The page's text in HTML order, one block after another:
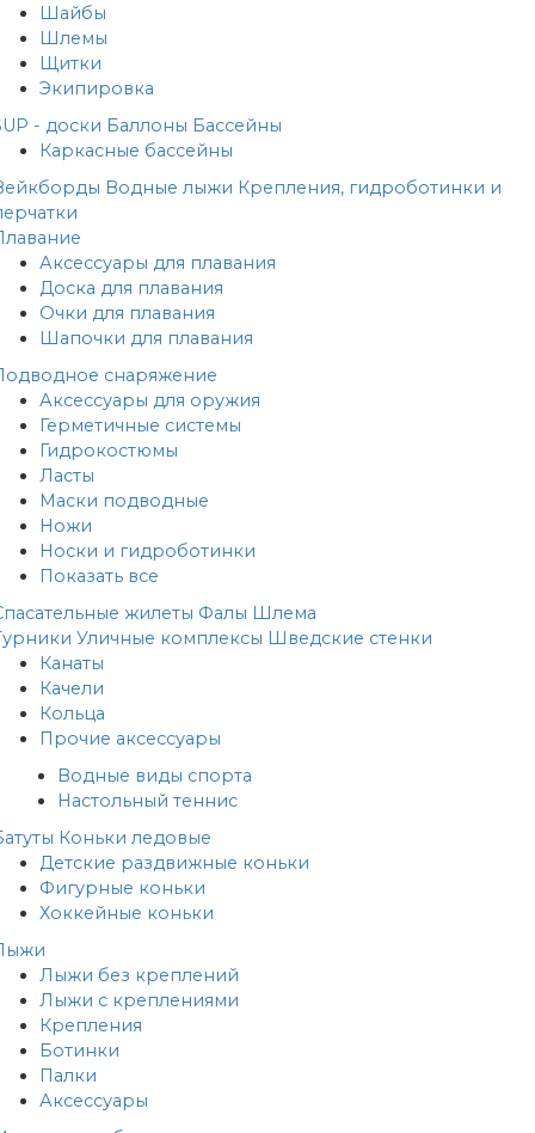
Шайбы
Шлемы
Щитки
Экипировка
- доски Баллоны Бассейны
Каркасные бассейны
Водные лыжи Крепления, гидроботинки и
Аксессуары для плавания
Доска для плавания
Очки для плавания
Шапочки для плавания
снаряжение
Аксессуары для оружия
Герметичные системы
Гидрокостюмы
Ласты
Маски подводные
Ножи
Носки и гидроботинки
Показать все
жилеты Фалы Шлема
Уличные комплексы Шведские стенки
Канаты
Качели
Кольца
Прочие аксессуары
Водные виды спорта
Настольный теннис
Коньки ледовые
Детские раздвижные коньки
Фигурные коньки
Хоккейные коньки
Лыжи без креплений
Лыжи с креплениями
Крепления
Ботинки
Палки
Аксессуары